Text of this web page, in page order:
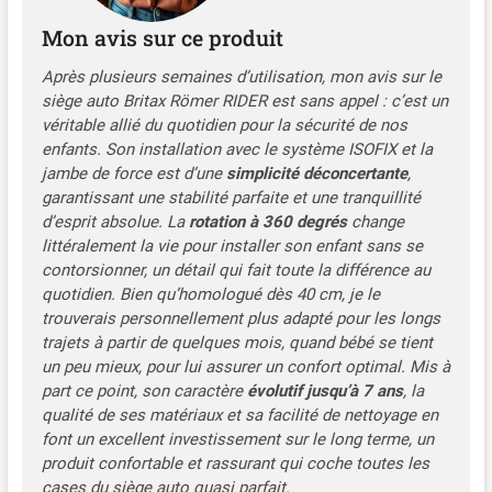
différentes positions de
réglables. ISOFIX avec
jambe de force (40 – 105
cm) et ceinturé avec
fixation ISOFIX (100 – 125
cm)
Mon avis sur ce produit
Après plusieurs semaines d’utilisation, mon avis sur le
siège auto Britax Römer RIDER est sans appel : c’est un
véritable allié du quotidien pour la sécurité de nos
enfants. Son installation avec le système ISOFIX et la
jambe de force est d’une simplicité déconcertante,
garantissant une stabilité parfaite et une tranquillité
d’esprit absolue. La rotation à 360 degréschange
littéralement la vie pour installer son enfant sans se
contorsionner, un détail qui fait toute la différence au
quotidien. Bien qu’homologué dès 40 cm, je le
trouverais personnellement plus adapté pour les longs
trajets à partir de quelques mois, quand bébé se tient
un peu mieux, pour lui assurer un confort optimal. Mis à
part ce point, son caractère évolutif jusqu’à 7 ans, la
qualité de ses matériaux et sa facilité de nettoyage en
font un excellent investissement sur le long terme, un
produit confortable et rassurant qui coche toutes les
cases du siège auto quasi parfait.